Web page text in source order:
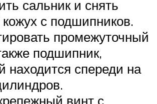
сальник и снять
с подшипников.
промежуточный
подшипник,
находится спереди на
винт с